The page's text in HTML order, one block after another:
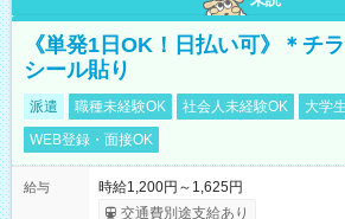
《単発1日OK！日払い可》＊チ
シール貼り
派遣 職種未経験OK 社会人未経験OK 大学
WEB登録・面接OK
給与
時給1,200円～1,625円
交通費別途支給あり